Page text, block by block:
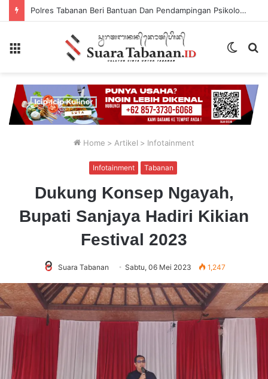
Polres Tabanan Beri Bantuan Dan Pendampingan Psikologis
Switch
Home > Artikel > Infotainment
Infotainment Tabanan
Dukung Konsep Ngayah,
Bupati Sanjaya Hadiri Kikian
Festival 2023
Suara Tabanan Sabtu, 06 Mei 2023 1,247